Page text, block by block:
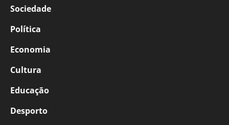
Sociedade
Política
Economia
Cultura
Educação
Desporto